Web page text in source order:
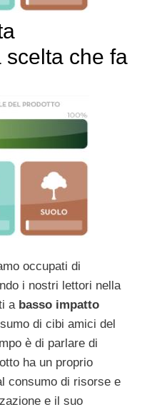
scelta che fa
occupati di
i nostri lettori nella
a basso impatto
di cibi amici del
è di parlare di
ha un proprio
consumo di risorse e
e il suo